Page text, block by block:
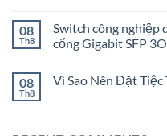
08
Th8
Switch công nghiệp
cổng Gigabit SFP
08
Th8
Vì Sao Nên Đặt Tiệc